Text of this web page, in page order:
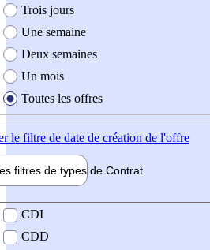
Trois jours
Une semaine
Deux semaines
Un mois
Toutes les offres
le filtre de date de création de l'offre
filtres de types de Contrat
contrat
CDI
CDD